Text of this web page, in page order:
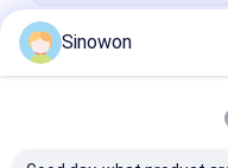
Sinowon